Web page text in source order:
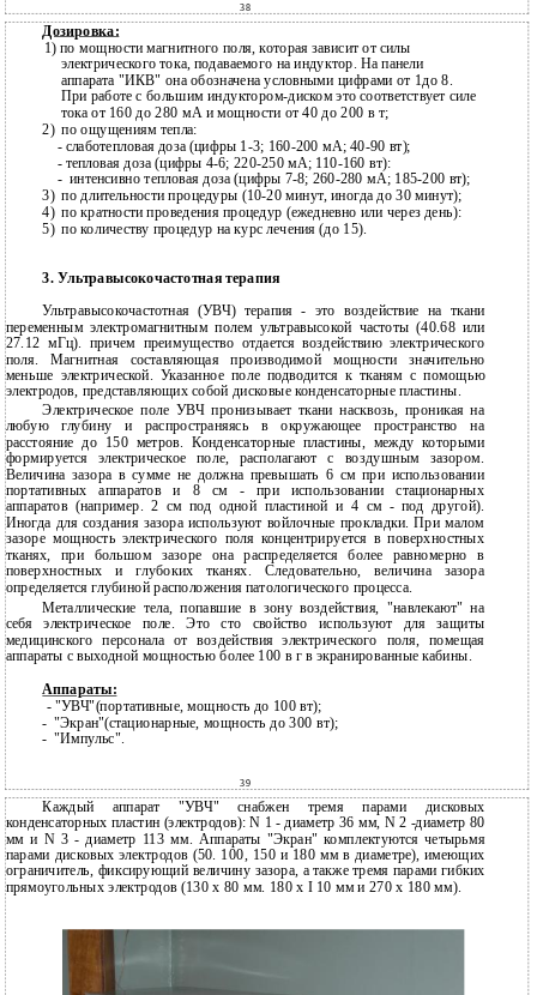
38
Дозировка:
1) по мощности магнитного поля, которая зависит от силы
электрического тока, подаваемого на индуктор. На панели
аппарата "ИКВ" она обозначена условными цифрами от 1до 8.
При работе с большим индуктором-диском это соответствует силе
тока от 160 до 280 мА и мощности от 40 до 200 в т;
2) по ощущениям тепла:
- слаботепловая доза (цифры 1-3; 160-200 мА; 40-90 вт);
- тепловая доза (цифры 4-6; 220-250 мА; 110-160 вт):
- интенсивно тепловая доза (цифры 7-8; 260-280 мА; 185-200 вт);
3) по длительности процедуры (10-20 минут, иногда до 30 минут);
4) по кратности проведения процедур (ежедневно или через день):
5) по количеству процедур на курс лечения (до 15).
3. Ультравысокочастотная терапия
Ультравысокочастотная (УВЧ) терапия - это воздействие на ткани
переменным электромагнитным полем ультравысокой частоты (40.68 или
27.12 мГц). причем преимущество отдается воздействию электрического
поля. Магнитная составляющая производимой мощности значительно
меньше электрической. Указанное поле подводится к тканям с помощью
электродов, представляющих собой дисковые конденсаторные пластины.
Электрическое поле УВЧ пронизывает ткани насквозь, проникая на
любую глубину и распространяясь в окружающее пространство на
расстояние до 150 метров. Конденсаторные пластины, между которыми
формируется электрическое поле, располагают с воздушным зазором.
Величина зазора в сумме не должна превышать 6 см при использовании
портативных аппаратов и 8 см - при использовании стационарных
аппаратов (например. 2 см под одной пластиной и 4 см - под другой).
Иногда для создания зазора используют войлочные прокладки. При малом
зазоре мощность электрического поля концентрируется в поверхностных
тканях, при большом зазоре она распределяется более равномерно в
поверхностных и глубоких тканях. Следовательно, величина зазора
определяется глубиной расположения патологического процесса.
Металлические тела, попавшие в зону воздействия, "навлекают" на
себя электрическое поле. Это сто свойство используют для защиты
медицинского персонала от воздействия электрического поля, помещая
аппараты с выходной мощностью более 100 в г в экранированные кабины.
Аппараты:
- "УВЧ"(портативные, мощность до 100 вт);
- "Экран"(стационарные, мощность до 300 вт);
- "Импульс".
39
Каждый аппарат "УВЧ" снабжен тремя парами дисковых
конденсаторных пластин (электродов): N 1 - диаметр 36 мм, N 2 -диаметр 80
мм и N 3 - диаметр 113 мм. Аппараты "Экран" комплектуются четырьмя
парами дисковых электродов (50. 100, 150 и 180 мм в диаметре), имеющих
ограничитель, фиксирующий величину зазора, а также тремя парами гибких
прямоугольных электродов (130 х 80 мм. 180 х I 10 мм и 270 х 180 мм).